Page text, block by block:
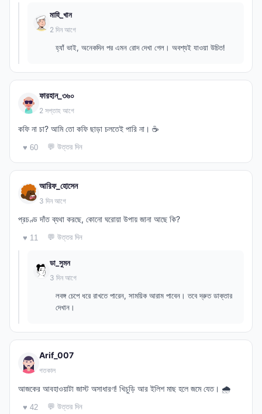
মাহি_খান
2 দিন আগে
হ্যাঁ ভাই, অনেকদিন পর এমন রোদ দেখা গেল। অবশ্যই যাওয়া উচিত!
ফারহান_৩৬০
2 সপ্তাহ আগে
কফি না চা? আমি তো কফি ছাড়া চলতেই পারি না। ☕
♥ 60 💬 উত্তর দিন
আরিফ_হোসেন
3 দিন আগে
প্রচণ্ড দাঁত ব্যথা করছে, কোনো ঘরোয়া উপায় জানা আছে কি?
♥ 11 💬 উত্তর দিন
ডা_সুমন
3 দিন আগে
লবঙ্গ চেপে ধরে রাখতে পারেন, সাময়িক আরাম পাবেন। তবে দ্রুত ডাক্তার
দেখান।
Arif_007
গতকাল
আজকের আবহাওয়াটা জাস্ট অসাধারণ! খিচুড়ি আর ইলিশ মাছ হলে জমে যেত। 🌧️
♥ 42 💬 উত্তর দিন